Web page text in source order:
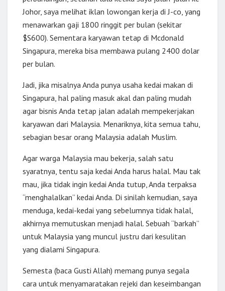
Johor, saya melihat iklan lowongan kerja di J-co, yang
menawarkan gaji 1800 ringgit per bulan (sekitar
$S600). Sementara karyawan tetap di Mcdonald
Singapura, mereka bisa membawa pulang 2400 dolar
per bulan.
Jadi, jika misalnya Anda punya usaha kedai makan di
Singapura, hal paling masuk akal dan paling mudah
agar bisnis Anda tetap jalan adalah mempekerjakan
karyawan dari Malaysia. Menariknya, kita semua tahu,
sebagian besar orang Malaysia adalah Muslim.
Agar warga Malaysia mau bekerja, salah satu
syaratnya, tentu saja kedai Anda harus halal. Mau tak
mau, jika tidak ingin kedai Anda tutup, Anda terpaksa
“menghalalkan” kedai Anda. Di sinilah kemudian, saya
menduga, kedai-kedai yang sebelumnya tidak halal,
akhirnya memutuskan menjadi halal. Sebuah “barkah”
untuk Malaysia yang muncul justru dari kesulitan
yang dialami Singapura.
Semesta (baca Gusti Allah) memang punya segala
cara untuk menyamaratakan rejeki dan keseimbangan